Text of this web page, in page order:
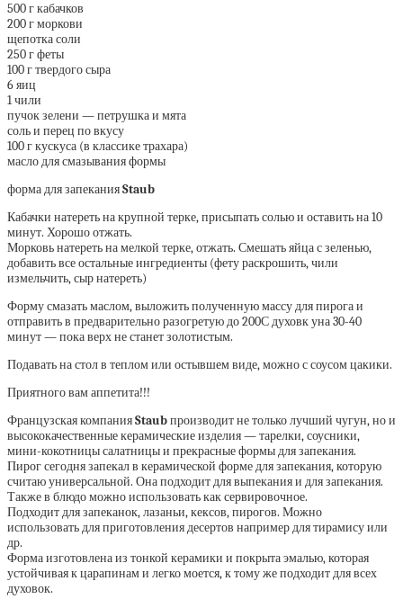
500 г кабачков
200 г моркови
щепотка соли
250 г феты
100 г твердого сыра
6 яиц
1 чили
пучок зелени — петрушка и мята
соль и перец по вкусу
100 г кускуса (в классике трахара)
масло для смазывания формы
форма для запеканияStaub
Кабачки натереть на крупной терке, присыпать солью и оставить на 10
минут. Хорошо отжать.
Морковь натереть на мелкой терке, отжать. Смешать яйца с зеленью,
добавить все остальные ингредиенты (фету раскрошить, чили
измельчить, сыр натереть)
Форму смазать маслом, выложить полученную массу для пирога и
отправить в предварительно разогретую до 200С духовк уна 30-40
минут — пока верх не станет золотистым.
Подавать на стол в теплом или остывшем виде, можно с соусом цакики.
Приятного вам аппетита!!!
Французская компанияStaubпроизводит не только лучший чугун, но и
высококачественные керамические изделия — тарелки, соусники,
мини-кокотницы салатницы и прекрасные формы для запекания.
Пирог сегодня запекал в керамической форме для запекания, которую
считаю универсальной. Она подходит для выпекания и для запекания.
Также в блюдо можно использовать как сервировочное.
Подходит для запеканок, лазаньи, кексов, пирогов. Можно
использовать для приготовления десертов например для тирамису или
др.
Форма изготовлена из тонкой керамики и покрыта эмалью, которая
устойчивая к царапинам и легко моется, к тому же подходит для всех
духовок.